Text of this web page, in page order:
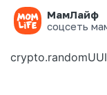
МамЛайф
соцсеть
Ошибка на